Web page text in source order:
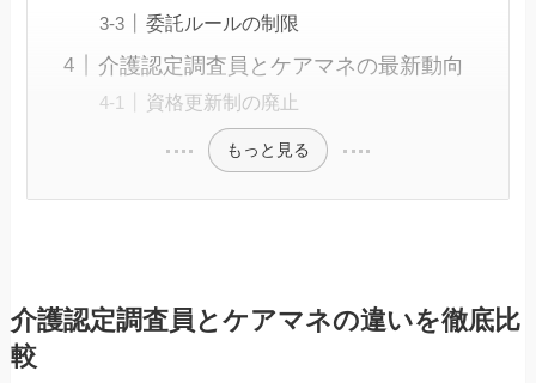
委託ルールの制限
介護認定調査員とケアマネの最新動向
資格更新制の廃止
もっと見る
介護認定調査員とケアマネの違いを徹底比
較